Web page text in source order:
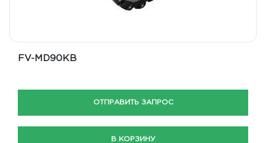
FV-MD90KB
ОТПРАВИТЬ ЗАПРОС
В КОРЗИНУ